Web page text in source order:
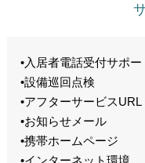
•入居者電話受付サポー
•設備巡回点検
•アフターサービスURL
•お知らせメール
•携帯ホームページ
•インターネット環境